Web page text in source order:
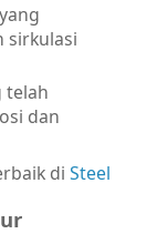
sirkulasi
telah
dan
di Steel